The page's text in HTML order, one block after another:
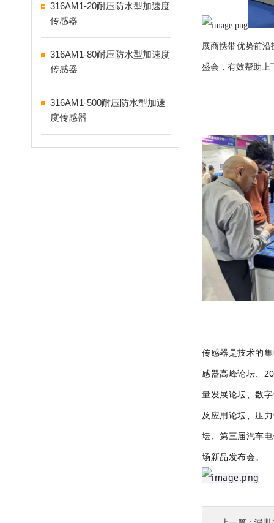
316AM1-20耐压防水型加速度
传感器
316AM1-80耐压防水型加速度
传感器
316AM1-500耐压防水型加速
度传感器
展商携带优势前
盛会，有效帮助上
传感器是技术的
感器高峰论坛、
量发展论坛、数
及应用论坛、压
坛、第三届汽车
场新品发布会。